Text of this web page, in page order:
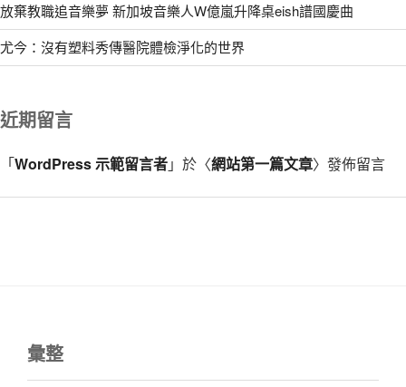
放棄教職追音樂夢 新加坡音樂人W億嵐升降桌eish譜國慶曲
尤今：沒有塑料秀傳醫院體檢淨化的世界
近期留言
「WordPress 示範留言者」於〈網站第一篇文章〉發佈留言
彙整